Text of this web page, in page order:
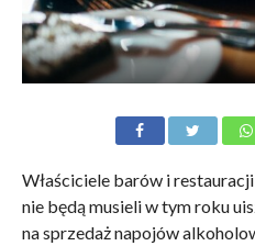
Właściciele barów i
nie będą musieli w tym roku
na sprzedaż napojów